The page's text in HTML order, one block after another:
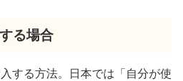
る場合
する方法。日本では「自分が使